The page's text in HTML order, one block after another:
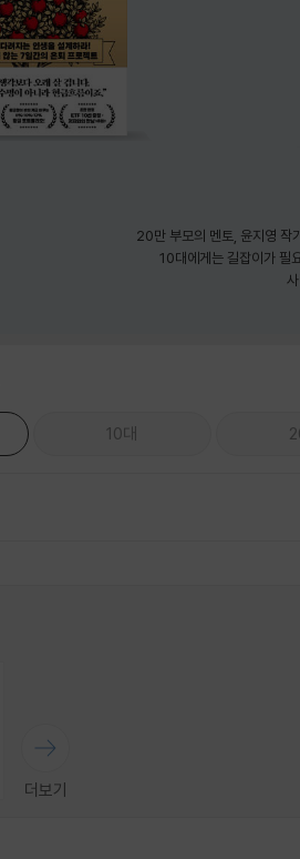
20만 부모의 멘토, 윤지영 작
10대에게는 길잡이가 필
10대
더보기